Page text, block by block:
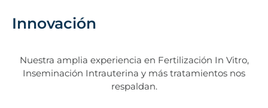
Innovación
Nuestra amplia experiencia en Fertilización In Vitro,
Inseminación Intrauterina y más tratamientos nos
respaldan.